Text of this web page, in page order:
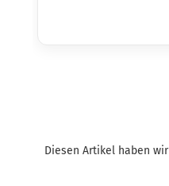
Diesen Artikel haben